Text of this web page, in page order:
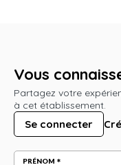
Vous
Partagez votre
à cet établissement.
Se connecter
PRÉNOM